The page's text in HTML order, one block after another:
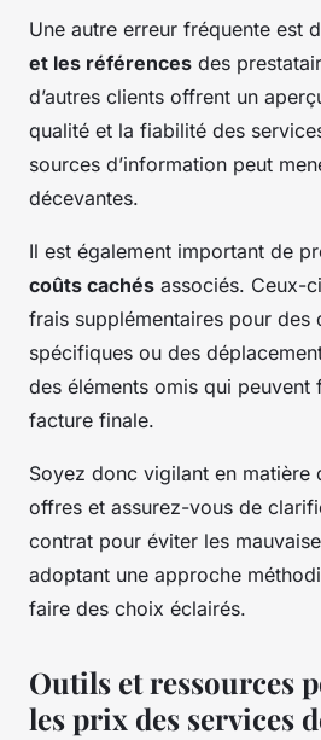
Une autre erreur fréquente est
et les références des
d’autres clients offrent un
qualité et la fiabilité des
sources d’information peut
décevantes.
Il est également important de
coûts cachés associés. Ceux-
frais supplémentaires pour des
spécifiques ou des
des éléments omis qui peuvent
facture finale.
Soyez donc vigilant en matière
offres et assurez-vous de
contrat pour éviter les
adoptant une approche
faire des choix éclairés.
Outils et ressources
les prix des services